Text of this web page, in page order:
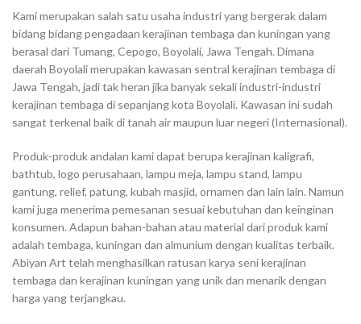
Kami merupakan salah satu usaha industri yang bergerak dalam
bidang bidang pengadaan kerajinan tembaga dan kuningan yang
berasal dari Tumang, Cepogo, Boyolali, Jawa Tengah. Dimana
daerah Boyolali merupakan kawasan sentral kerajinan tembaga di
Jawa Tengah, jadi tak heran jika banyak sekali industri-industri
kerajinan tembaga di sepanjang kota Boyolali. Kawasan ini sudah
sangat terkenal baik di tanah air maupun luar negeri (Internasional).
Produk-produk andalan kami dapat berupa kerajinan kaligrafi,
bathtub, logo perusahaan, lampu meja, lampu stand, lampu
gantung, relief, patung, kubah masjid, ornamen dan lain lain. Namun
kami juga menerima pemesanan sesuai kebutuhan dan keinginan
konsumen. Adapun bahan-bahan atau material dari produk kami
adalah tembaga, kuningan dan almunium dengan kualitas terbaik.
Abiyan Art telah menghasilkan ratusan karya seni kerajinan
tembaga dan kerajinan kuningan yang unik dan menarik dengan
harga yang terjangkau.